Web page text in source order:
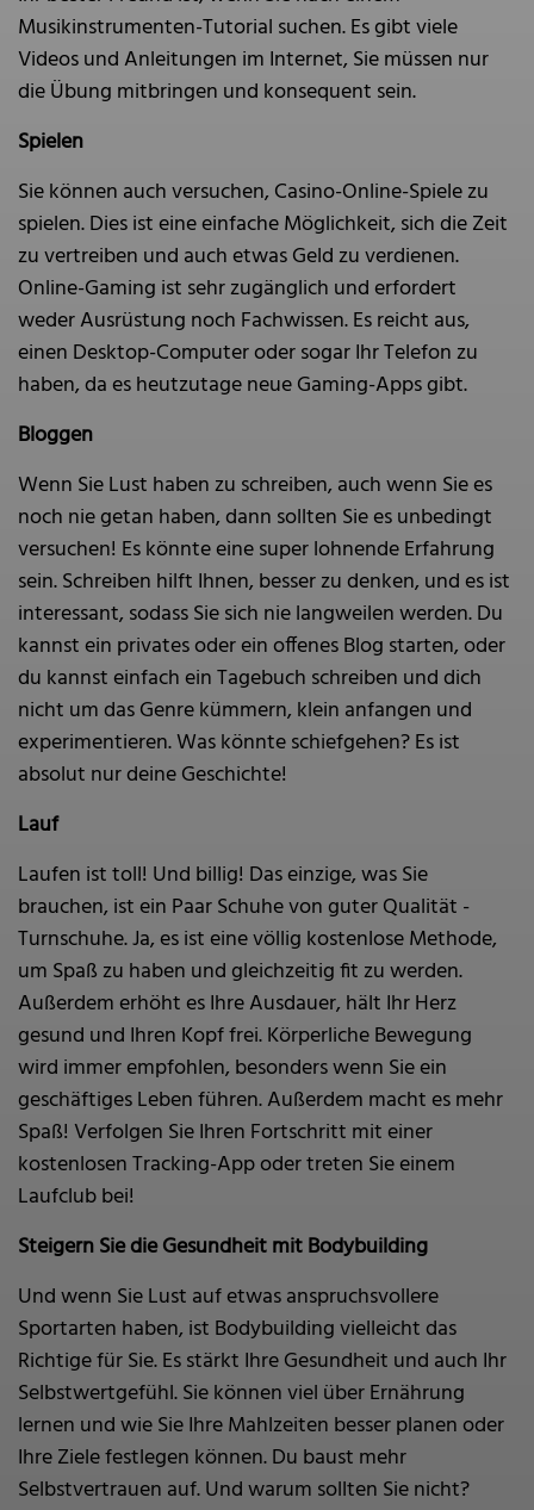
Musikinstrumenten-Tutorial suchen. Es gibt viele
Videos und Anleitungen im Internet, Sie müssen nur
die Übung mitbringen und konsequent sein.
Spielen
Sie können auch versuchen, Casino-Online-Spiele zu
spielen. Dies ist eine einfache Möglichkeit, sich die Zeit
zu vertreiben und auch etwas Geld zu verdienen.
Online-Gaming ist sehr zugänglich und erfordert
weder Ausrüstung noch Fachwissen. Es reicht aus,
einen Desktop-Computer oder sogar Ihr Telefon zu
haben, da es heutzutage neue Gaming-Apps gibt.
Bloggen
Wenn Sie Lust haben zu schreiben, auch wenn Sie es
noch nie getan haben, dann sollten Sie es unbedingt
versuchen! Es könnte eine super lohnende Erfahrung
sein. Schreiben hilft Ihnen, besser zu denken, und es ist
interessant, sodass Sie sich nie langweilen werden. Du
kannst ein privates oder ein offenes Blog starten, oder
du kannst einfach ein Tagebuch schreiben und dich
nicht um das Genre kümmern, klein anfangen und
experimentieren. Was könnte schiefgehen? Es ist
absolut nur deine Geschichte!
Lauf
Laufen ist toll! Und billig! Das einzige, was Sie
brauchen, ist ein Paar Schuhe von guter Qualität -
Turnschuhe. Ja, es ist eine völlig kostenlose Methode,
um Spaß zu haben und gleichzeitig fit zu werden.
Außerdem erhöht es Ihre Ausdauer, hält Ihr Herz
gesund und Ihren Kopf frei. Körperliche Bewegung
wird immer empfohlen, besonders wenn Sie ein
geschäftiges Leben führen. Außerdem macht es mehr
Spaß! Verfolgen Sie Ihren Fortschritt mit einer
kostenlosen Tracking-App oder treten Sie einem
Laufclub bei!
Steigern Sie die Gesundheit mit Bodybuilding
Und wenn Sie Lust auf etwas anspruchsvollere
Sportarten haben, ist Bodybuilding vielleicht das
Richtige für Sie. Es stärkt Ihre Gesundheit und auch Ihr
Selbstwertgefühl. Sie können viel über Ernährung
lernen und wie Sie Ihre Mahlzeiten besser planen oder
Ihre Ziele festlegen können. Du baust mehr
Selbstvertrauen auf. Und warum sollten Sie nicht?